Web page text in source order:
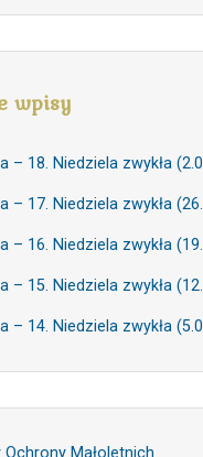
wpisy
– 18. Niedziela zwykła
– 17. Niedziela zwykła
– 16. Niedziela zwykła
– 15. Niedziela zwykła
– 14. Niedziela zwykła